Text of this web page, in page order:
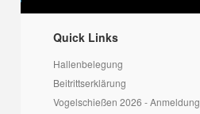
Quick Links
Hallenbelegung
Beitrittserklärung
Vogelschießen 2026 - Anmeldung